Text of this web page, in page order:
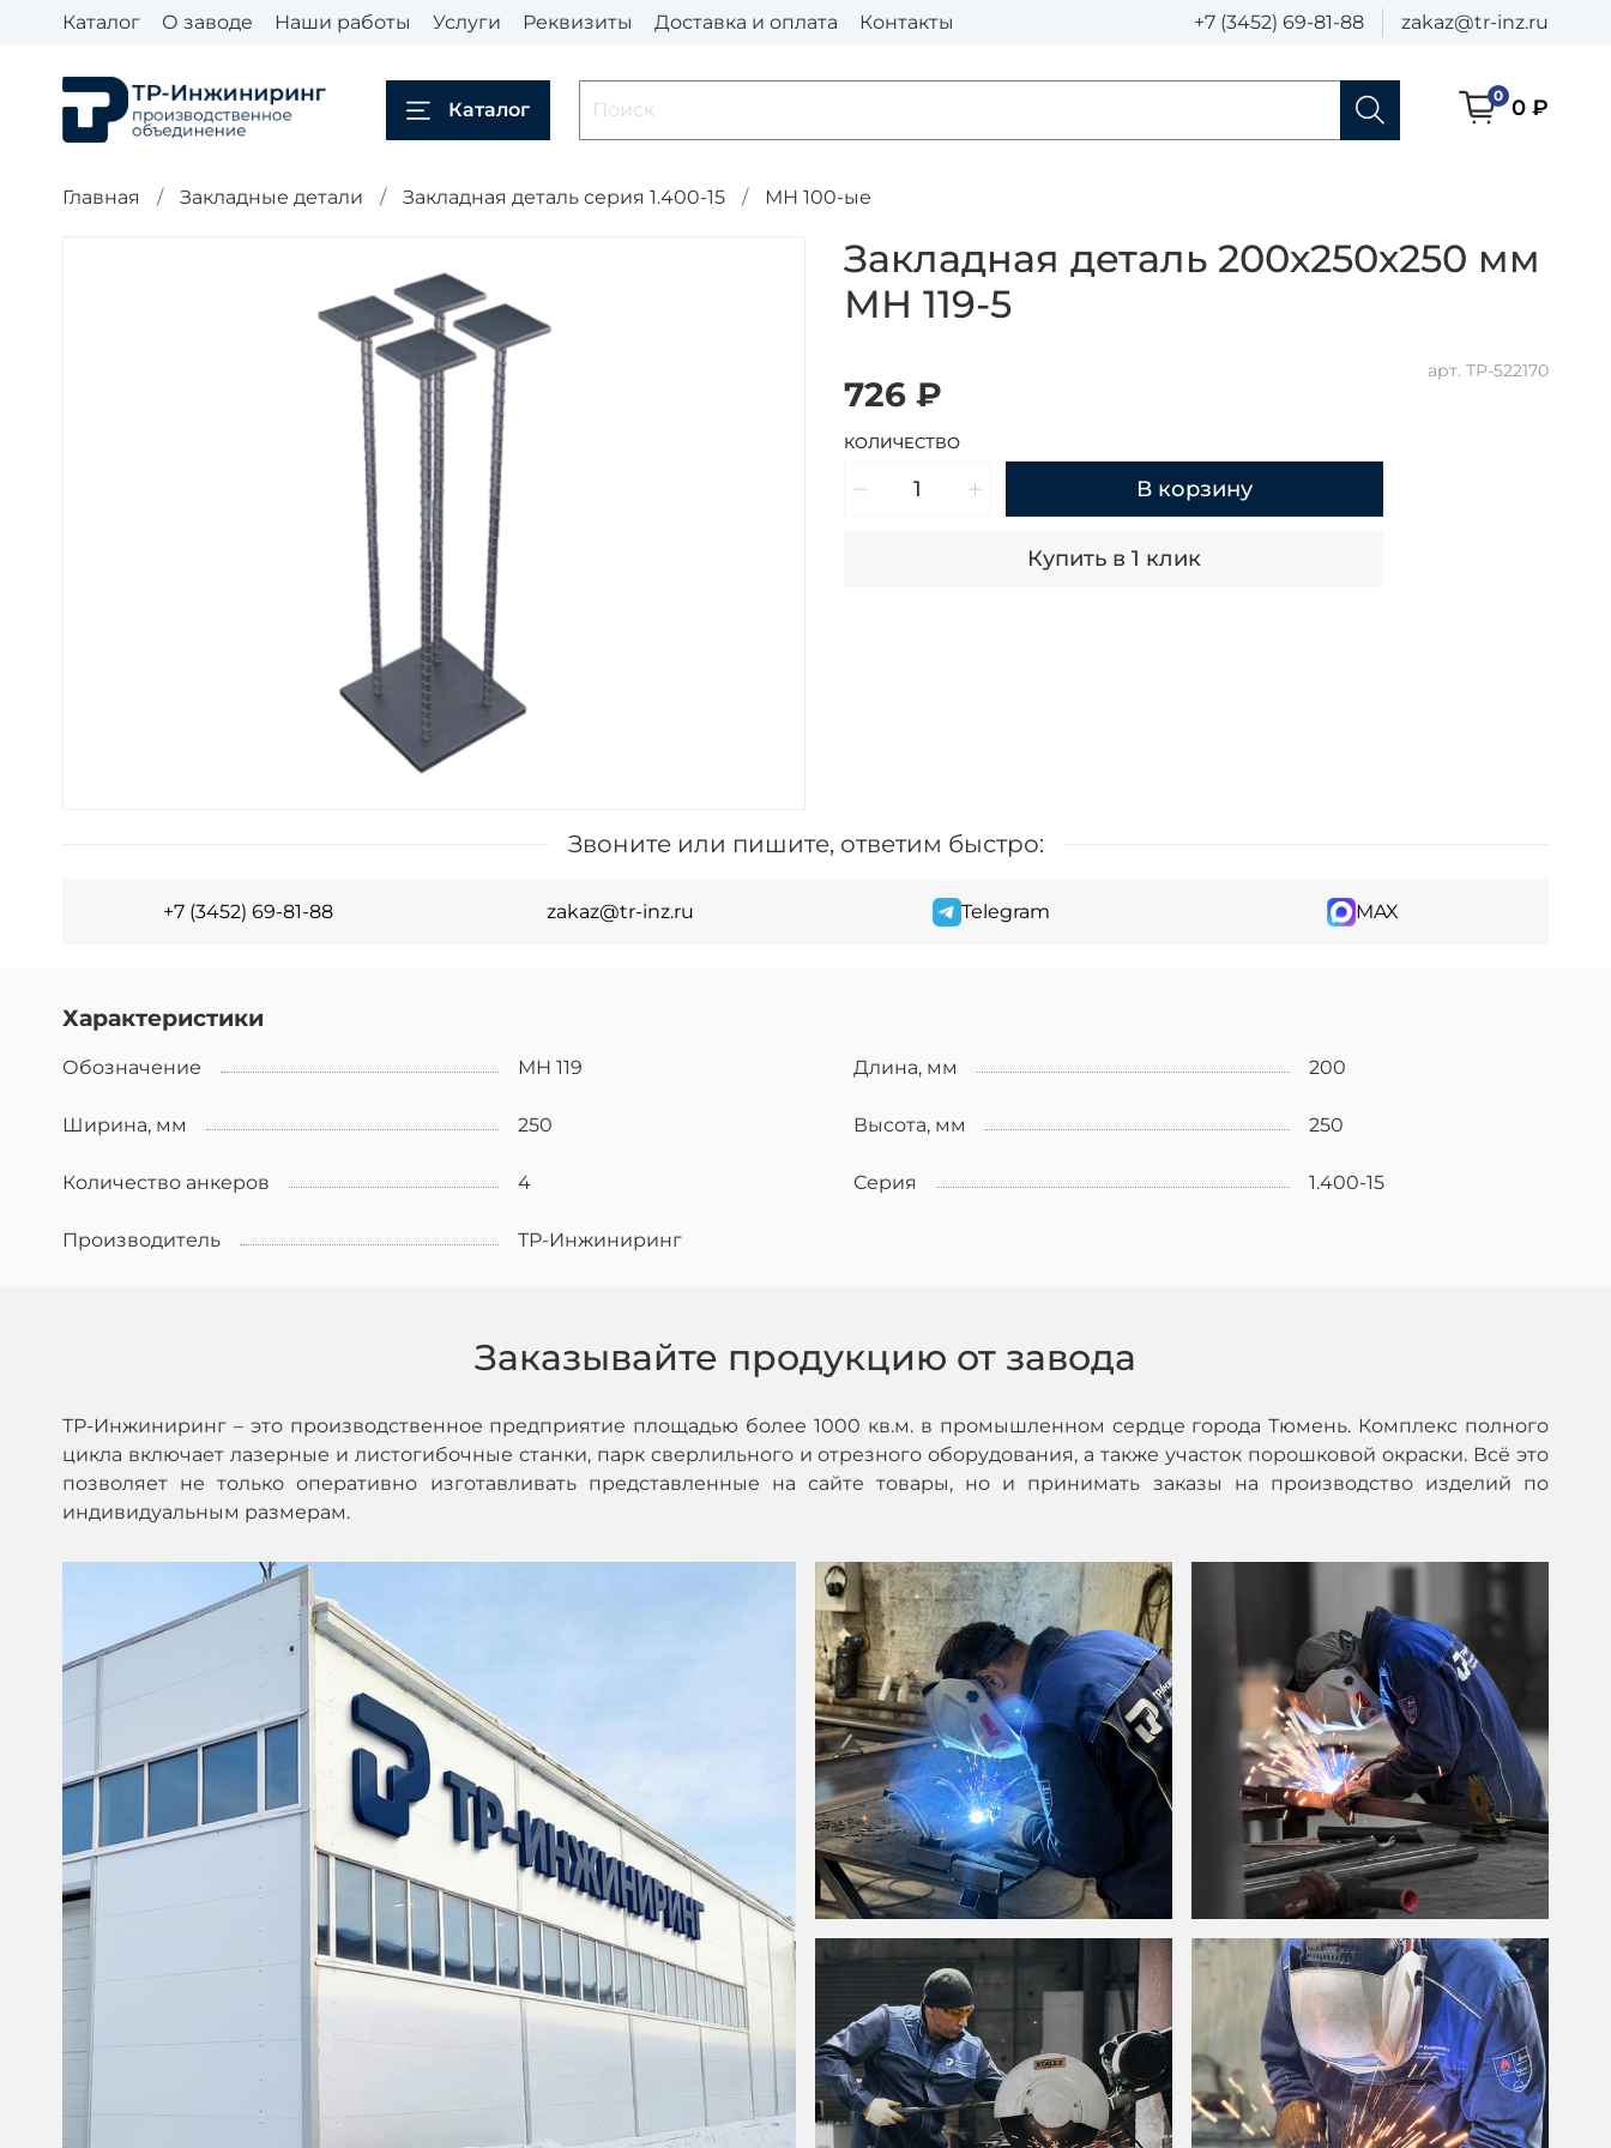
Каталог О заводе Наши работы Услуги Реквизиты Доставка и оплата Контакты +7 (3452) 69-81-88 zakaz@tr-inz.ru
Каталог
0 0 ₽
Главная Закладные детали Закладная деталь серия 1.400-15 МН 100-ые
арт. ТР-522170
Закладная деталь 200х250х250 мм
МН 119-5
726 ₽
КОЛИЧЕСТВО
В корзину
Купить в 1 клик
Звоните или пишите, ответим быстро:
+7 (3452) 69-81-88 zakaz@tr-inz.ru Telegram MAX
Характеристики
Обозначение МН 119 Длина, мм 200
Ширина, мм 250 Высота, мм 250
Количество анкеров 4 Серия 1.400-15
Производитель ТР-Инжиниринг
Заказывайте продукцию от завода
ТР-Инжиниринг – это производственное предприятие площадью более 1000 кв.м. в промышленном сердце города Тюмень. Комплекс полного
цикла включает лазерные и листогибочные станки, парк сверлильного и отрезного оборудования, а также участок порошковой окраски. Всё это
позволяет не только оперативно изготавливать представленные на сайте товары, но и принимать заказы на производство изделий по
индивидуальным размерам.